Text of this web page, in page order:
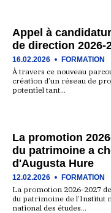
Appel à
de direction 2026-
16.02.2026 FORMATION
À travers ce nouveau
création d’un réseau de
potentiel tant…
La promotion
du patrimoine a
d'Augusta Hure
12.02.2026 FORMATION
La promotion 2026-2027
du patrimoine de l’Institut
national des études…